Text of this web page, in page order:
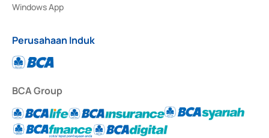
Windows App
Perusahaan Induk
BCA Group